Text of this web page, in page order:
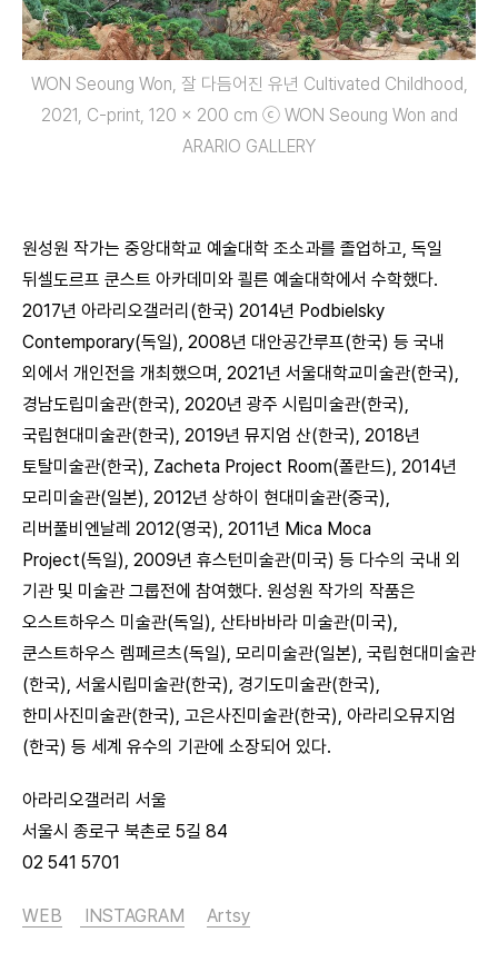
WON Seoung Won, 잘 다듬어진 유년 Cultivated Childhood,
2021, C-print, 120 x 200 cm ⓒ WON Seoung Won and
ARARIO GALLERY
원성원 작가는 중앙대학교 예술대학 조소과를 졸업하고, 독일
뒤셀도르프 쿤스트 아카데미와 쾰른 예술대학에서 수학했다.
2017년 아라리오갤러리(한국) 2014년 Podbielsky
Contemporary(독일), 2008년 대안공간루프(한국) 등 국내
외에서 개인전을 개최했으며, 2021년 서울대학교미술관(한국),
경남도립미술관(한국), 2020년 광주 시립미술관(한국),
국립현대미술관(한국), 2019년 뮤지엄 산(한국), 2018년
토탈미술관(한국), Zacheta Project Room(폴란드), 2014년
모리미술관(일본), 2012년 상하이 현대미술관(중국),
리버풀비엔날레 2012(영국), 2011년 Mica Moca
Project(독일), 2009년 휴스턴미술관(미국) 등 다수의 국내 외
기관 및 미술관 그룹전에 참여했다. 원성원 작가의 작품은
오스트하우스 미술관(독일), 산타바바라 미술관(미국),
쿤스트하우스 렘페르츠(독일), 모리미술관(일본), 국립현대미술관
(한국), 서울시립미술관(한국), 경기도미술관(한국),
한미사진미술관(한국), 고은사진미술관(한국), 아라리오뮤지엄
(한국) 등 세계 유수의 기관에 소장되어 있다.
아라리오갤러리 서울
서울시 종로구 북촌로 5길 84
02 541 5701
WEB INSTAGRAM Artsy